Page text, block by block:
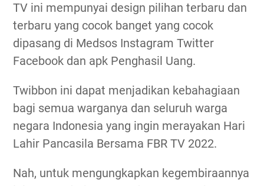
TV ini mempunyai design pilihan terbaru dan
terbaru yang cocok banget yang cocok
dipasang di Medsos Instagram Twitter
Facebook dan apk Penghasil Uang.
Twibbon ini dapat menjadikan kebahagiaan
bagi semua warganya dan seluruh warga
negara Indonesia yang ingin merayakan Hari
Lahir Pancasila Bersama FBR TV 2022.
Nah, untuk mengungkapkan kegembiraannya